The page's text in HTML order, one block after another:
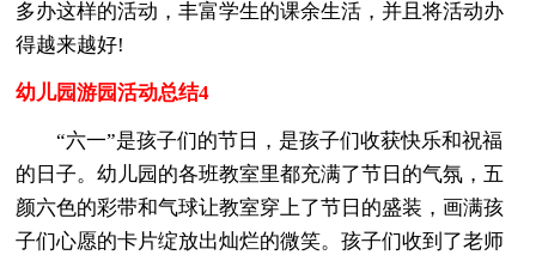
多办这样的活动，丰富学生的课余生活，并且将活动办
得越来越好!
幼儿园游园活动总结4
“六一”是孩子们的节日，是孩子们收获快乐和祝福
的日子。幼儿园的各班教室里都充满了节日的气氛，五
颜六色的彩带和气球让教室穿上了节日的盛装，画满孩
子们心愿的卡片绽放出灿烂的微笑。孩子们收到了老师